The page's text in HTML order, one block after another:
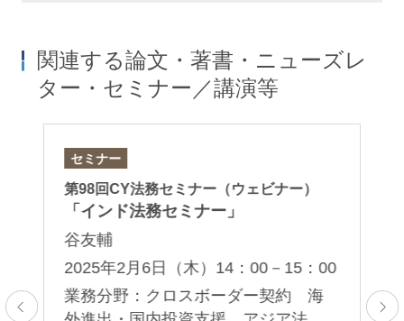
関連する論文・著書・ニューズレ
ター・セミナー／講演等
セミナー
第98回CY法務セミナー（ウェビナー）
「インド法務セミナー」
谷友輔
2025年2月6日（木）14：00－15：00
業務分野：クロスボーダー契約 海